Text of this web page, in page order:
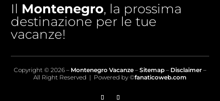
Il Montenegro, la prossima
destinazione per le tue
vacanze!
Copyright © 2026 – Montenegro Vacanze – Sitemap – Disclaimer –
All Right Reserved | Powered by ©fanaticoweb.com